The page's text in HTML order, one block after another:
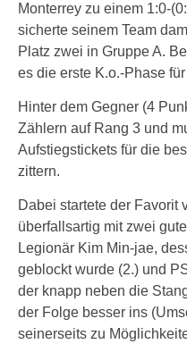
Monterrey zu einem 1:0-
sicherte seinem Team
Platz zwei in Gruppe A.
es die erste K.o.-Phase
Hinter dem Gegner (4
Zählern auf Rang 3 und
Aufstiegstickets für die
zittern.
Dabei startete der Favorit
überfallsartig mit zwei
Legionär Kim Min-jae,
geblockt wurde (2.) und
der knapp neben die
der Folge besser ins
seinerseits zu